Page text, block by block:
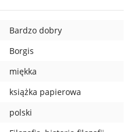
Bardzo dobry
Borgis
miękka
książka papierowa
polski